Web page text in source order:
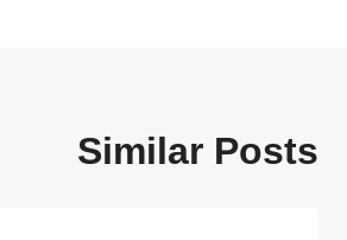
Similar Posts